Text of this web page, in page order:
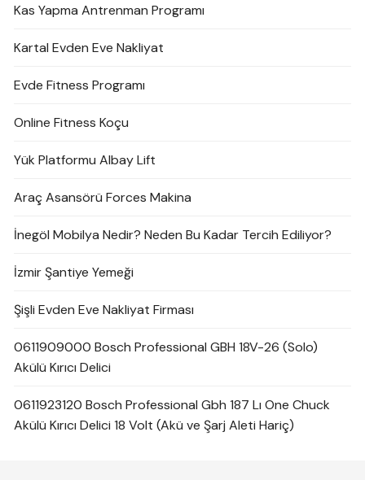
Kas Yapma Antrenman Programı
Kartal Evden Eve Nakliyat
Evde Fitness Programı
Online Fitness Koçu
Yük Platformu Albay Lift
Araç Asansörü Forces Makina
İnegöl Mobilya Nedir? Neden Bu Kadar Tercih Ediliyor?
İzmir Şantiye Yemeği
Şişli Evden Eve Nakliyat Firması
0611909000 Bosch Professional GBH 18V-26 (Solo)
Akülü Kırıcı Delici
0611923120 Bosch Professional Gbh 187 Lı One Chuck
Akülü Kırıcı Delici 18 Volt (Akü ve Şarj Aleti Hariç)